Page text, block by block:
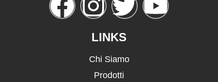
LINKS
Chi Siamo
Prodotti